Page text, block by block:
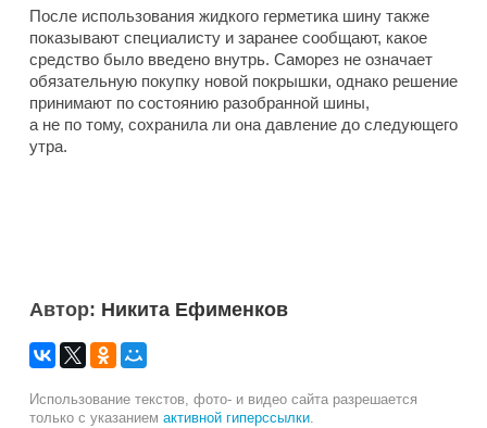
После использования жидкого герметика шину также
показывают специалисту и заранее сообщают, какое
средство было введено внутрь. Саморез не означает
обязательную покупку новой покрышки, однако решение
принимают по состоянию разобранной шины,
а не по тому, сохранила ли она давление до следующего
утра.
Автор: Никита Ефименков
Использование текстов, фото- и видео сайта разрешается
только с указанием активной гиперссылки.